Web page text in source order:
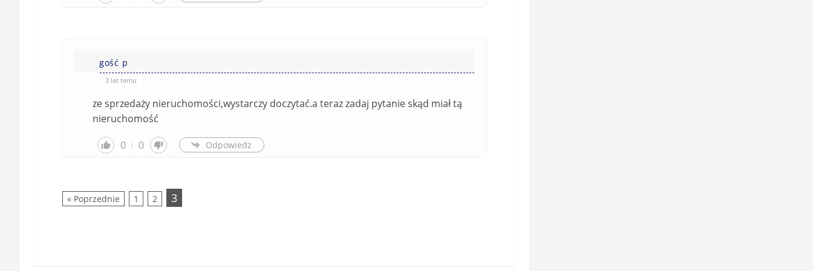
gość p
3 lat temu
ze sprzedaży nieruchomości,wystarczy doczytać.a teraz zadaj pytanie skąd miał tą
nieruchomość
0
0 Odpowiedz
« Poprzednie 1 2 3